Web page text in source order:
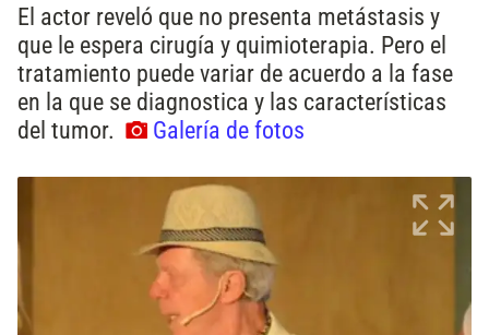
El actor reveló que no presenta metástasis y
que le espera cirugía y quimioterapia. Pero el
tratamiento puede variar de acuerdo a la fase
en la que se diagnostica y las características
del tumor.
Galería de fotos